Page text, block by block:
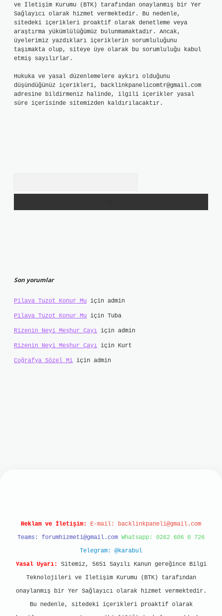
ve İletişim Kurumu (BTK) tarafından onaylanmış bir Yer
Sağlayıcı olarak hizmet vermektedir. Bu nedenle,
sitedeki içerikleri proaktif olarak denetleme veya
araştırma yükümlülüğümüz bulunmamaktadır. Ancak,
üyelerimiz yazdıkları içeriklerin sorumluluğunu
taşımakta olup, siteye üye olarak bu sorumluluğu kabul
etmiş sayılırlar.
Hukuka ve yasal düzenlemelere aykırı olduğunu
düşündüğünüz içerikleri, backlinkpanelicomtr@gmail.com
adresine bildirmeniz halinde, ilgili içerikler yasal
süre içerisinde sitemizden kaldırılacaktır.
Son yorumlar
Pilava Tuzot Konur Mu için admin
Pilava Tuzot Konur Mu için Tuba
Rizenin Neyi Meşhur Çayı için admin
Rizenin Neyi Meşhur Çayı için Kurt
Coğrafya Sözel Mi için admin
Reklam ve İletişim: E-mail: backlinkpaneli@gmail.com
Teams: forumhizmeti@gmail.com Whatsapp: 0262 606 0 726
Telegram: @karabul
Yasal Uyarı:
Sitemiz, 5651 Sayılı Kanun gereğince Bilgi
Teknolojileri ve İletişim Kurumu (BTK) tarafından
onaylanmış bir Yer Sağlayıcı olarak hizmet vermektedir.
Bu nedenle, sitedeki içerikleri proaktif olarak